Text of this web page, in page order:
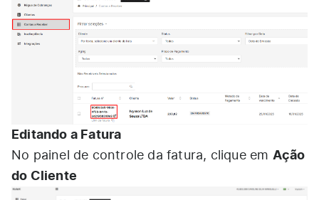
Editando a Fatura
No painel de controle da fatura, clique em Ação
do Cliente